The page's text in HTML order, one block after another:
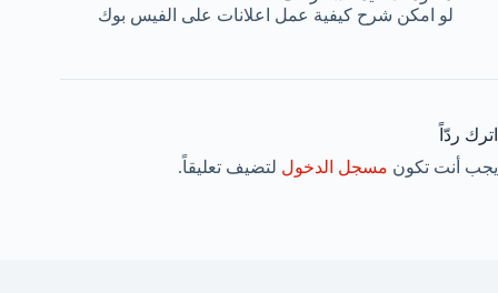
لو امكن شرح كيفية عمل اعلانات على الفيس بوك
اترك ردّاً
يجب أنت تكون مسجل الدخول لتضيف تعليقاً.